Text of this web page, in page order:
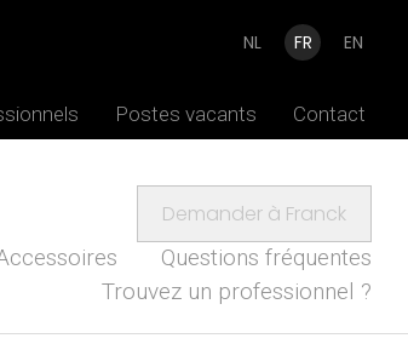
NL FR EN
Postes vacants Contact
Demander à Franck
Questions fréquentes
Trouvez un professionnel ?